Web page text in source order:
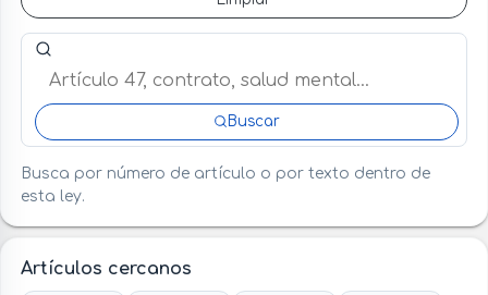
Buscar artículo o término en esta ley
Buscar
Busca por número de artículo o por texto dentro de
esta ley.
Artículos cercanos